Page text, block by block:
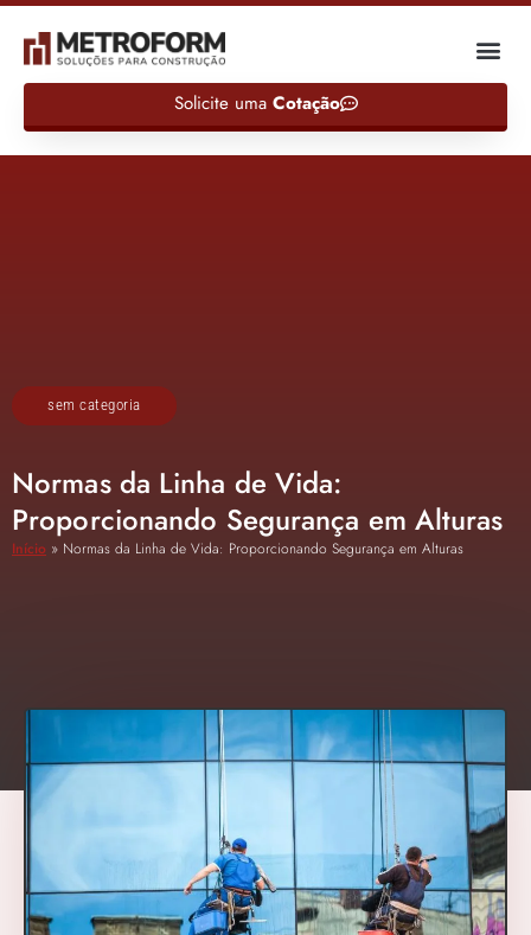
Solicite uma Cotação
sem categoria
Normas da Linha de Vida:
Proporcionando Segurança em Alturas
Início » Normas da Linha de Vida: Proporcionando Segurança em Alturas